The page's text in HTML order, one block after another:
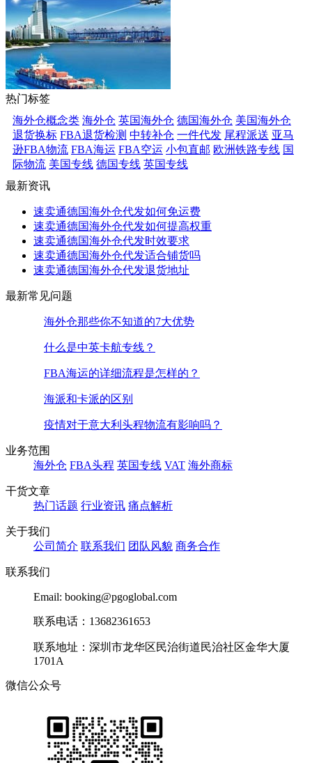
热门标签
海外仓概念类 海外仓 英国海外仓 德国海外仓 美国海外仓
退货换标 FBA退货检测 中转补仓 一件代发 尾程派送 亚马
逊FBA物流 FBA海运 FBA空运 小包直邮 欧洲铁路专线 国
际物流 美国专线 德国专线 英国专线
最新资讯
速卖通德国海外仓代发如何免运费
速卖通德国海外仓代发如何提高权重
速卖通德国海外仓代发时效要求
速卖通德国海外仓代发适合铺货吗
速卖通德国海外仓代发退货地址
最新常见问题
海外仓那些你不知道的7大优势
什么是中英卡航专线？
FBA海运的详细流程是怎样的？
海派和卡派的区别
疫情对于意大利头程物流有影响吗？
业务范围
海外仓 FBA头程 英国专线 VAT 海外商标
干货文章
热门话题 行业资讯 痛点解析
关于我们
公司简介 联系我们 团队风貌 商务合作
联系我们
Email: booking@pgoglobal.com
联系电话：13682361653
联系地址：深圳市龙华区民治街道民治社区金华大厦
1701A
微信公众号